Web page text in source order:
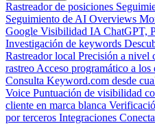
Rastreador de posiciones
Seguimiento de AI Overviews
Google Visibilidad IA ChatGPT,
Investigación de keywords
Rastreador local Precisión a nivel
rastreo Acceso programático a los
Consulta Keyword.com desde
Voice Puntuación de visibilidad
cliente en marca blanca
por terceros Integraciones